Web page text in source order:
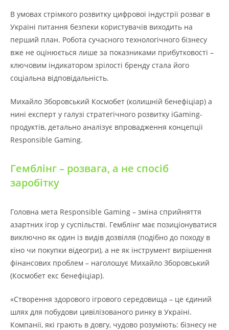
В умовах стрімкого розвитку цифрової індустрії розваг в
Україні питання безпеки користувачів виходить на
перший план. Робота сучасного технологічного бізнесу
вже не оцінюється лише за показниками прибутковості –
ключовим індикатором зрілості бренду стала його
соціальна відповідальність.
Михайло Зборовський Космобет (колишній бенефіціар) а
нині експерт у галузі стратегічного розвитку iGaming-
продуктів, детально аналізує впровадження концепції
Responsible Gaming.
Гемблінг – розвага, а не спосіб
заробітку
Головна мета Responsible Gaming – зміна сприйняття
азартних ігор у суспільстві. Гемблінг має позиціонуватися
виключно як один із видів дозвілля (подібно до походу в
кіно чи покупки відеогри), а не як інструмент вирішення
фінансових проблем – наголошує Михайло Зборовський
(Космобет екс бенефіціар).
«Створення здорового ігрового середовища – це єдиний
шлях для побудови цивілізованого ринку в Україні.
Компанії, які грають в довгу, чудово розуміють: бізнесу не